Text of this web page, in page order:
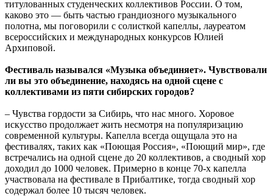
титулованных студенческих коллективов России. О том,
каково это — быть частью грандиозного музыкального
полотна, мы поговорили с солисткой капеллы, лауреатом
всероссийских и международных конкурсов Юлией
Архиповой.
Фестиваль назывался «Музыка объединяет». Чувствовали
ли вы это объединение, находясь на одной сцене с
коллективами из пяти сибирских городов?
– Чувства гордости за Сибирь, что нас много. Хоровое
искусство продолжает жить несмотря на популяризацию
современной культуры. Капелла всегда ощущала это на
фестивалях, таких как «Поющая Россия», «Поющий мир», где
встречались на одной сцене до 20 коллективов, а сводный хор
доходил до 1000 человек. Примерно в конце 70-х капелла
участвовала на фестивале в Прибалтике, тогда сводный хор
содержал более 10 тысяч человек.